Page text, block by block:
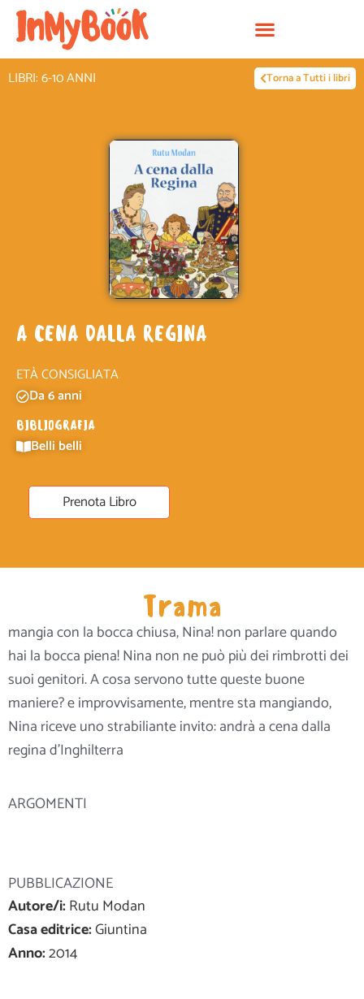
Vai
contenuto
LIBRI: 6-10 ANNI Torna a Tutti i libri
A CENA DALLA REGINA
ETÀ CONSIGLIATA
Da 6 anni
BIBLIOGRAFIA
Belli belli
Prenota Libro
PUBBLICAZIONE
Autore/i:Rutu Modan
Casa editrice:Giuntina
Anno:2014
Trama
mangia con la bocca chiusa, Nina! non parlare quando
hai la bocca piena! Nina non ne può più dei rimbrotti dei
suoi genitori. A cosa servono tutte queste buone
maniere? e improvvisamente, mentre sta mangiando,
Nina riceve uno strabiliante invito: andrà a cena dalla
regina d’Inghilterra
ARGOMENTI